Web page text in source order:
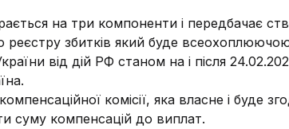
на три компоненти і передбачає
реєстру збитків який буде
від дій РФ станом на і після
комісії, яка власне і буде
суму компенсацій до виплат.